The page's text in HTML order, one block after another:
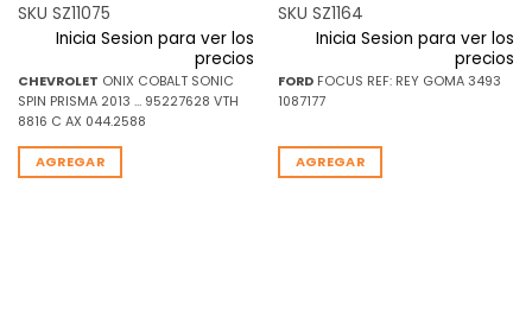
SKU SZ11075
Inicia Sesion para ver los
precios
CHEVROLET ONIX COBALT SONIC
SPIN PRISMA 2013 … 95227628 VTH
8816 C AX 044.2588
AGREGAR
SKU SZ1164
Inicia Sesion para ver los
precios
FORDFOCUS REF: REY GOMA 3493
1087177
AGREGAR